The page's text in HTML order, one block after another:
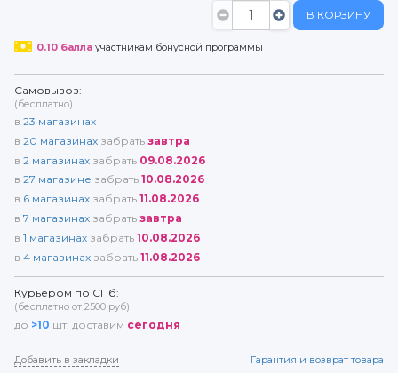
В КОРЗИНУ
0.10 баллаучастникам бонусной программы
Самовывоз:
(бесплатно)
в 23 магазинах
в 20 магазинах забрать завтра
в 2 магазинах забрать 09.08.2026
в 27 магазине забрать 10.08.2026
в 6 магазинах забрать 11.08.2026
в 7 магазинах забрать завтра
в 1 магазинах забрать 10.08.2026
в 4 магазинах забрать 11.08.2026
Курьером по СПб:
(бесплатно от 2500 руб)
до >10 шт. доставим сегодня
Добавить в закладки Гарантия и возврат товара